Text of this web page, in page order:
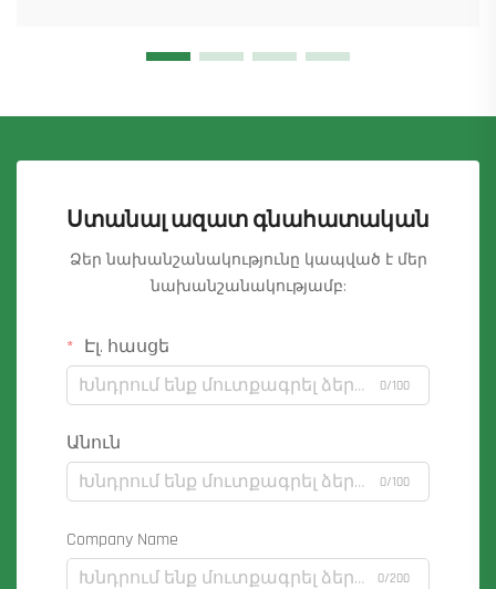
Ստանալ ազատ գնահատական
Ձեր նախանշանակությունը կապված է մեր
նախանշանակությամբ:
Էլ. հասցե
0/100
Անուն
0/100
Company Name
0/200